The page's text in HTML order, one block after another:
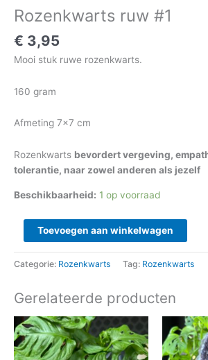
Rozenkwarts ruw #1
€ 3,95
Mooi stuk ruwe rozenkwarts.
160 gram
Afmeting 7×7 cm
Rozenkwarts bevordert vergeving,
tolerantie, naar zowel anderen als jezelf
Beschikbaarheid: 1 op voorraad
Toevoegen aan winkelwagen
Categorie: Rozenkwarts Tag: Rozenkwarts
Gerelateerde producten
€